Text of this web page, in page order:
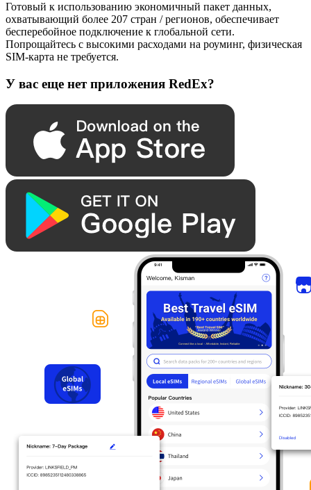
Готовый к использованию экономичный пакет данных,
охватывающий более 207 стран / регионов, обеспечивает
бесперебойное подключение к глобальной сети.
Попрощайтесь с высокими расходами на роуминг, физическая
SIM-карта не требуется.
У вас еще нет приложения RedEx?